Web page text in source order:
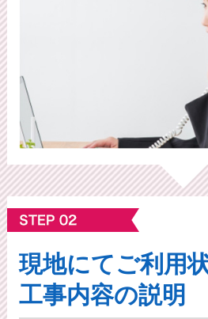
現地にてご利⽤
工事内容の説明